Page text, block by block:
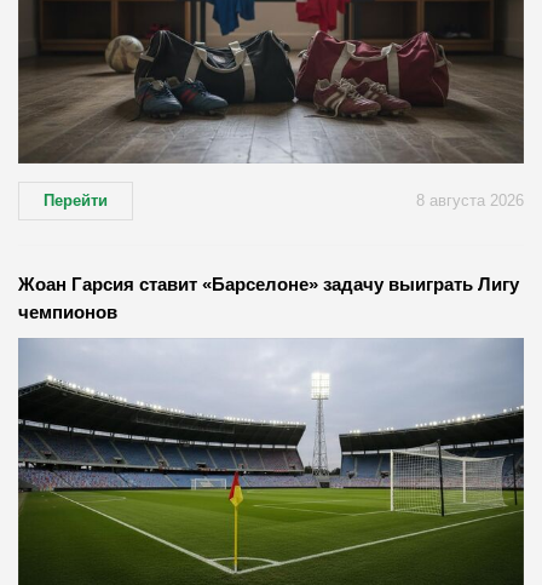
Перейти 8 августа 2026
Жоан Гарсия ставит «Барселоне» задачу выиграть Лигу
чемпионов